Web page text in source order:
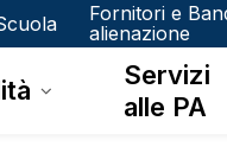
Fornitori e
alienazione
Servizi
alle PA